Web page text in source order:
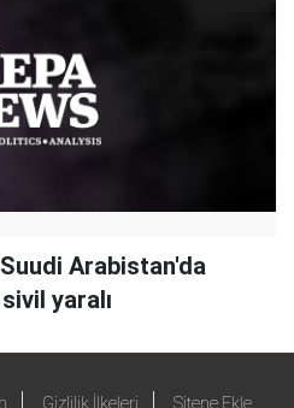
Arabistan'da
yaralı
Gizlilik İlkeleri Sitene Ekle